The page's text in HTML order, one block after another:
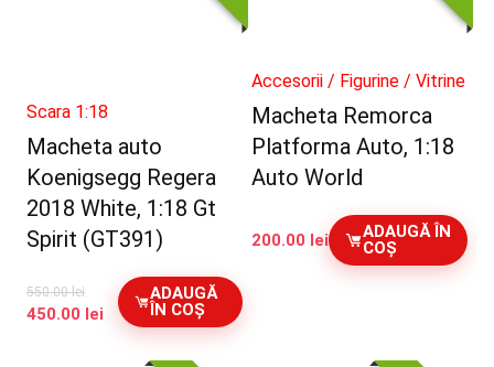
Scara 1:18
Macheta auto
Koenigsegg Regera
2018 White, 1:18 Gt
Spirit (GT391)
550.00lei
Prețul
450.00 lei Prețul
ADAUGĂ
ÎN COȘ
Accesorii / Figurine / Vitrine
Macheta Remorca
Platforma Auto, 1:18
Auto World
200.00 lei
ADAUGĂ ÎN
COȘ